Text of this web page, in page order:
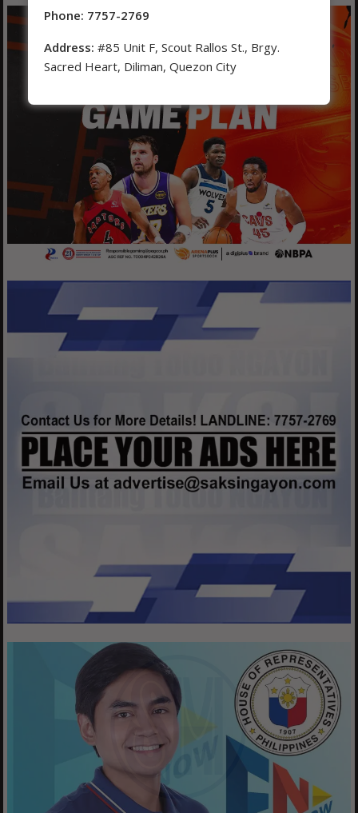
Phone: 7757-2769
Address: #85 Unit F, Scout Rallos St., Brgy.
Sacred Heart, Diliman, Quezon City